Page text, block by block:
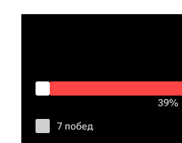
39%
7 побед